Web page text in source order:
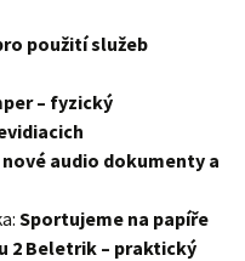
použití služeb
– fyzický
nové audio dokumenty a
Sportujeme na papíře
2 Beletrik – praktický